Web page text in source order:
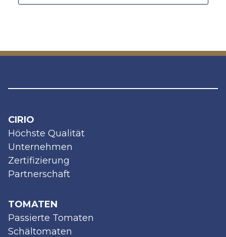
CIRIO
Höchste Qualität
Unternehmen
Zertifizierung
Partnerschaft
TOMATEN
Passierte Tomaten
Schältomaten